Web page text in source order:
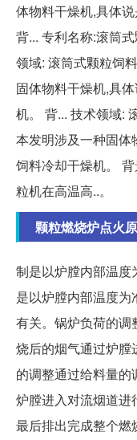
体物料干燥机,具体
背... 专利名称:滚筒
领域: 滚筒式颗粒饲
固体物料干燥机,具
机。 背... 技术领域:
本发明涉及一种固体
饲料冷却干燥机。
粒机在高温高..。
颗粒燃烧炉点火
制是以炉膛内部温度
是以炉膛内部温度
有关。锅炉负荷的
烧后的烟气通过炉膛
的调整通过给料量
炉膛进入对流烟道进
最后排出完成整个燃